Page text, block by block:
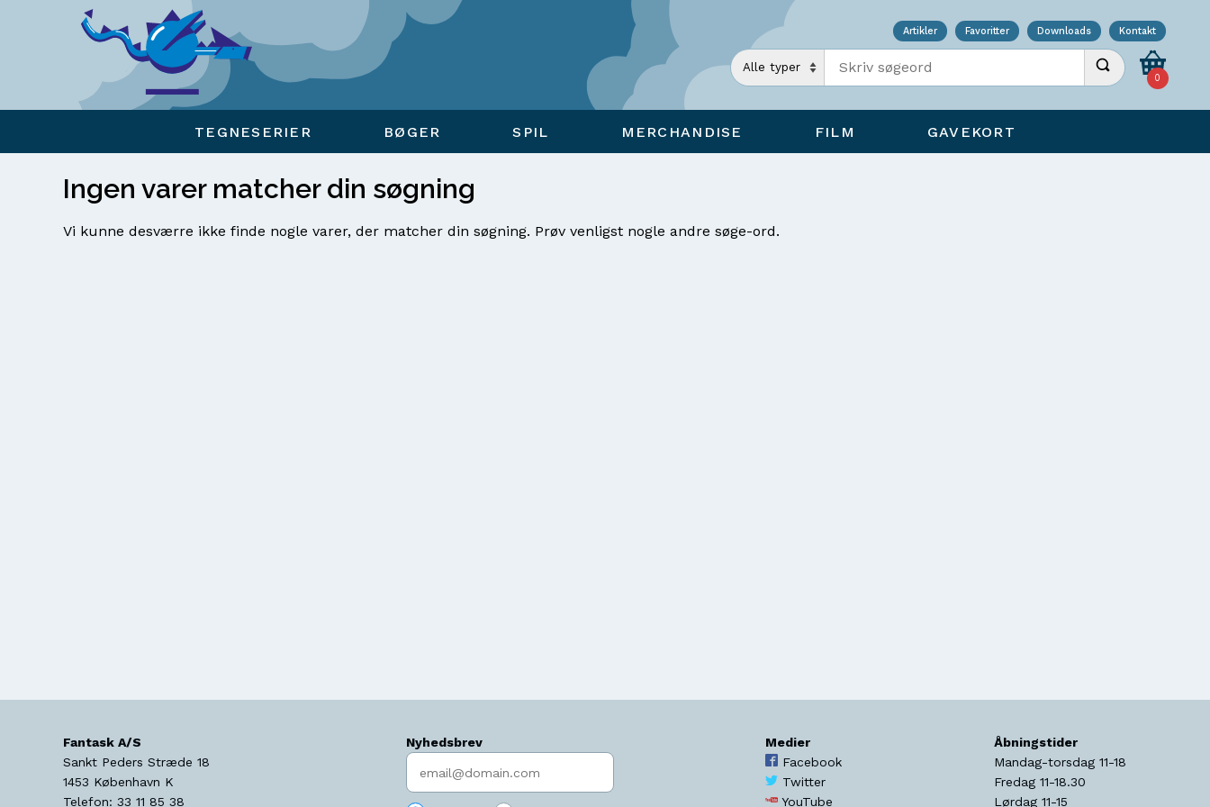
Artikler Favoritter Downloads Kontakt
Indtast søgeord Udfør søgning
0
TEGNESERIER BØGER SPIL MERCHANDISE FILM GAVEKORT
Ingen varer matcher din søgning
Vi kunne desværre ikke finde nogle varer, der matcher din søgning. Prøv venligst nogle andre søge-ord.
Fantask A/S
Sankt Peders Stræde 18
1453 København K
Telefon: 33 11 85 38
Nyhedsbrev
Indtast søgeord
Medier
Facebook
Twitter
YouTube
Åbningstider
Mandag-torsdag 11-18
Fredag 11-18.30
Lørdag 11-15
Viser overlay for indkøbskurv